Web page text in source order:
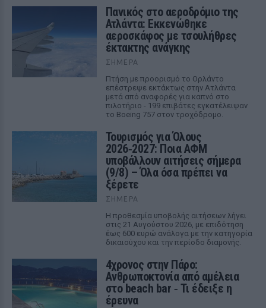
Πανικός στο αεροδρόμιο της
Ατλάντα: Εκκενώθηκε
αεροσκάφος με τσουλήθρες
έκτακτης ανάγκης
ΣΉΜΕΡΑ
Πτήση με προορισμό το Ορλάντο
επέστρεψε εκτάκτως στην Ατλάντα
μετά από αναφορές για καπνό στο
πιλοτήριο - 199 επιβάτες εγκατέλειψαν
το Boeing 757 στον τροχόδρομο.
Τουρισμός για Όλους
2026‑2027: Ποια ΑΦΜ
υποβάλλουν αιτήσεις σήμερα
(9/8) – Όλα όσα πρέπει να
ξέρετε
ΣΉΜΕΡΑ
Η προθεσμία υποβολής αιτήσεων λήγει
στις 21 Αυγούστου 2026, με επιδότηση
έως 600 ευρώ ανάλογα με την κατηγορία
δικαιούχου και την περίοδο διαμονής.
4χρονος στην Πάρο:
Ανθρωποκτονία από αμέλεια
στο beach bar ‑ Τι έδειξε η
έρευνα